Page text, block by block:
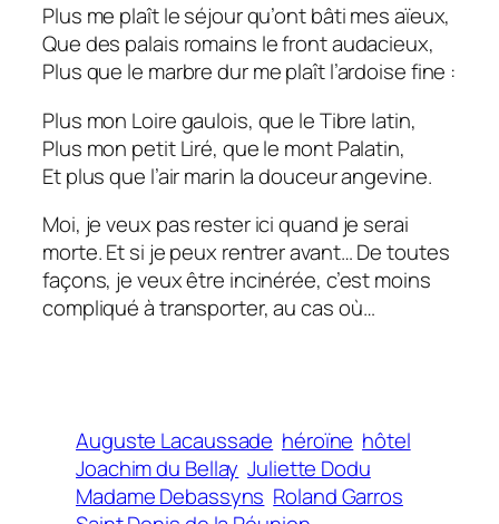
Plus me plaît le séjour qu’ont bâti mes aïeux,
Que des palais romains le front audacieux,
Plus que le marbre dur me plaît l’ardoise fine :
Plus mon Loire gaulois, que le Tibre latin,
Plus mon petit Liré, que le mont Palatin,
Et plus que l’air marin la douceur angevine.
Moi, je veux pas rester ici quand je serai
morte. Et si je peux rentrer avant… De toutes
façons, je veux être incinérée, c’est moins
compliqué à transporter, au cas où…
Auguste Lacaussade héroïne hôtel
Joachim du Bellay Juliette Dodu
Madame Debassyns Roland Garros